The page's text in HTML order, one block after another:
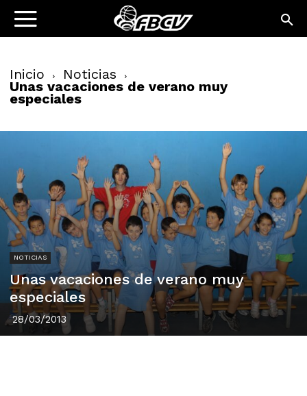
Inicio Noticias
Unas vacaciones de verano muy
especiales
NOTICIAS
Unas vacaciones de verano muy
especiales
28/03/2013